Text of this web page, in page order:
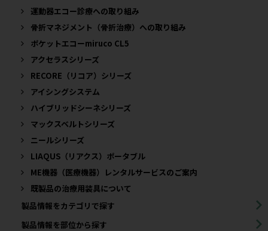
運動器エコー診療への取り組み
骨折マネジメント（骨折治療）への取り組み
ポケットエコーmiruco CL5
アクセラスシリーズ
RECORE（リコア）シリーズ
アイシングシステム
ハイブリッドシーネシリーズ
マックスベルトシリーズ
ニールシリーズ
LIAQUS（リアクス）ポータブル
ME機器（医療機器）レンタルサービスのご案内
既製品の治療用装具について​
製品情報をカテゴリで探す
製品情報を部位から探す